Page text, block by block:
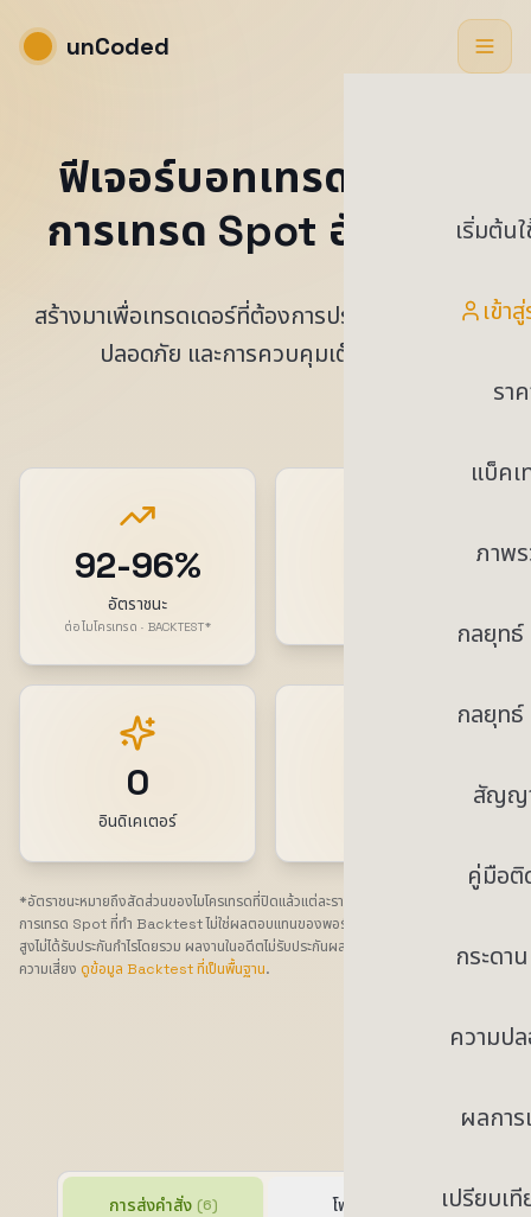
unCoded
เริ่มต้น
เข้า
รา
แบ็คเ
ภาพ
กลยุทธ์
กลยุทธ์
สัญญ
คู่มือติ
กระดา
ความป
ผลการ
เปรียบเ
ฟีเจอร์บอทเทรดคริปโต
การเทรด Spot อัตโนมัติ
สร้างมาเพื่อเทรดเดอร์ที่ต้องการประสิทธิภาพ ความ
ปลอดภัย และการควบคุมเต็มรูปแบบ
92-96%
อัตราชนะ
ต่อไมโครเทรด · BACKTEST*
0
อินดิเคเตอร์
*อัตราชนะหมายถึงสัดส่วนของไมโครเทรดที่ปิดแล้วแต่ละรายการซึ่งทำกำไรได้ อ้างอิงจาก
การเทรด Spot ที่ทำ Backtest ไม่ใช่ผลตอบแทนของพอร์ต อัตราชนะต่อไมโครเทรดที่
สูงไม่ได้รับประกันกำไรโดยรวม ผลงานในอดีตไม่รับประกันผลในอนาคต การเทรดคริปโตมี
ความเสี่ยง ดูข้อมูล Backtest ที่เป็นพื้นฐาน.
การส่งคำสั่ง (6) โพซิชัน